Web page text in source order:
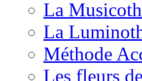
La
La
Méthode
Les fleurs